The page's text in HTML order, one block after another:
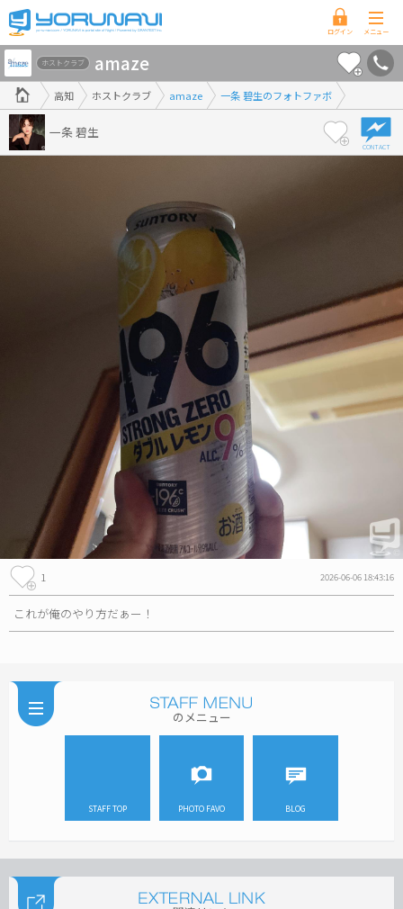
高
知
県
版
高知 ホストクラブ amaze 一条 碧生のフォトファボ
ホストクラブ amaze
一条 碧生
1 2026-06-06 18:43:16
これが俺のやり方だぁー！
のメニュー
STAFF TOP PHOTO FAVO BLOG